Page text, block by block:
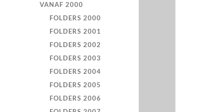
VANAF 2000
FOLDERS 2000
FOLDERS 2001
FOLDERS 2002
FOLDERS 2003
FOLDERS 2004
FOLDERS 2005
FOLDERS 2006